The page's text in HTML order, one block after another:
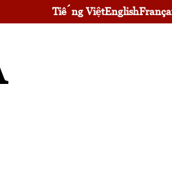
Tiếng ViệtEnglish